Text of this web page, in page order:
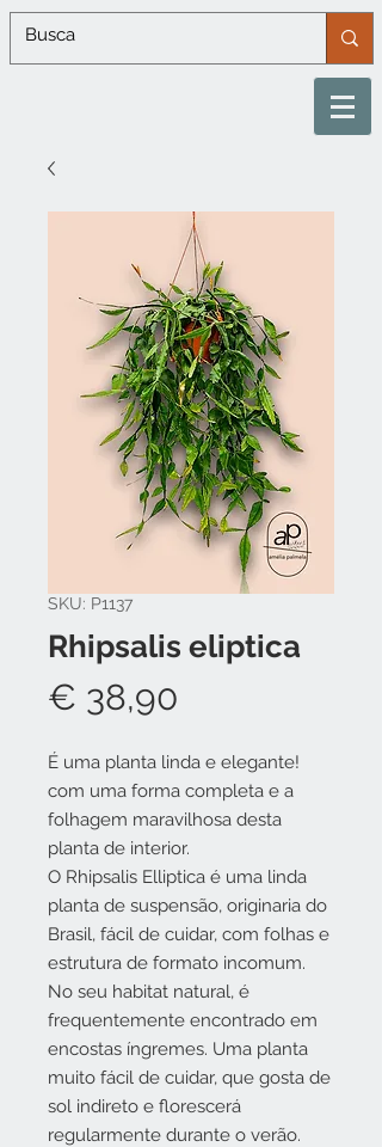
SKU: P1137
Rhipsalis eliptica
€ 38,90
É uma planta linda e elegante!
com uma forma completa e a
folhagem maravilhosa desta
planta de interior.
O Rhipsalis Elliptica é uma linda
planta de suspensão, originaria do
Brasil, fácil de cuidar, com folhas e
estrutura de formato incomum.
No seu habitat natural, é
frequentemente encontrado em
encostas íngremes. Uma planta
muito fácil de cuidar, que gosta de
sol indireto e florescerá
regularmente durante o verão.